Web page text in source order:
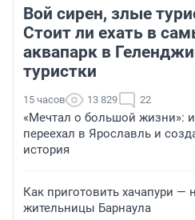
Вой сирен, злые
Стоит ли ехать в
аквапарк в
туристки
15 часов 13 829 22
«Мечтал о большой жизни»:
переехал в Ярославль и
история
Как приготовить хачапури —
жительницы Барнаула